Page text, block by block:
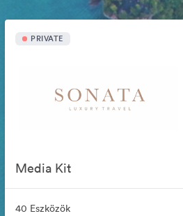
PRIVATE
Media Kit
40 Eszközök